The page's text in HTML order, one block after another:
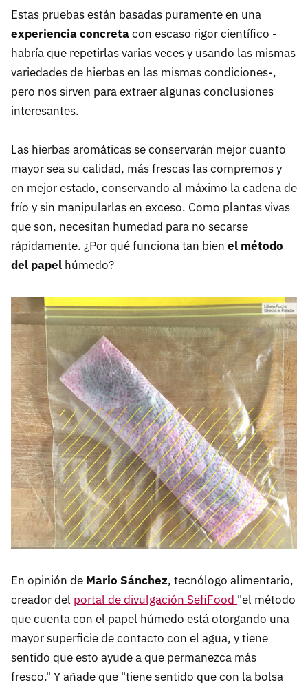
Estas pruebas están basadas puramente en una
experiencia concretacon escaso rigor científico -
habría que repetirlas varias veces y usando las mismas
variedades de hierbas en las mismas condiciones-,
pero nos sirven para extraer algunas conclusiones
interesantes.
Las hierbas aromáticas se conservarán mejor cuanto
mayor sea su calidad, más frescas las compremos y
en mejor estado, conservando al máximo la cadena de
frío y sin manipularlas en exceso. Como plantas vivas
que son, necesitan humedad para no secarse
rápidamente. ¿Por qué funciona tan bien el método
del papel húmedo?
En opinión de Mario Sánchez, tecnólogo alimentario,
creador del portal de divulgación SefiFood "el método
que cuenta con el papel húmedo está otorgando una
mayor superficie de contacto con el agua, y tiene
sentido que esto ayude a que permanezca más
fresco." Y añade que "tiene sentido que con la bolsa